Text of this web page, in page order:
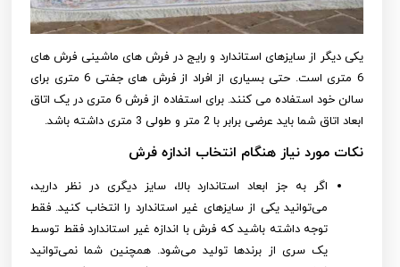
یکی دیگر از سایزهای استاندارد و رایج در فرش های ماشینی فرش های
6 متری است. حتی بسیاری از افراد از فرش های جفتی 6 متری برای
سالن خود استفاده می کنند. برای استفاده از فرش 6 متری در یک اتاق
ابعاد اتاق شما باید عرضی برابر با 2 متر و طولی 3 متری داشته باشد.
نکات مورد نیاز هنگام انتخاب اندازه فرش
اگر به جز ابعاد استاندارد بالا، سایز دیگری در نظر دارید،
می‌توانید یکی از سایزهای غیر استاندارد را انتخاب کنید. فقط
توجه داشته باشید که فرش با اندازه غیر استاندارد فقط توسط
یک سری از برندها تولید می‌شود. همچنین شما نمی‌توانید